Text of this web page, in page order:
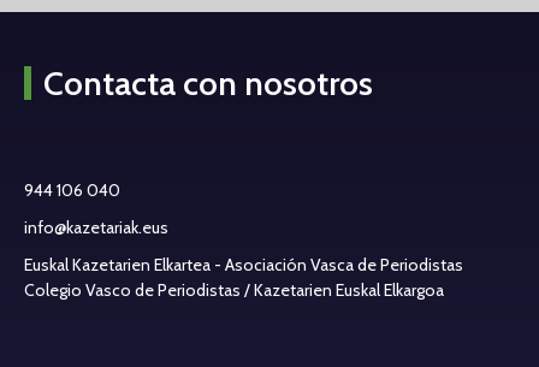
Contacta con nosotros
944 106 040
info@kazetariak.eus
Euskal Kazetarien Elkartea - Asociación Vasca de Periodistas
Colegio Vasco de Periodistas / Kazetarien Euskal Elkargoa